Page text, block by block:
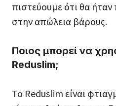
πιστεύουμε ότι θα
στην απώλεια βάρους.
Ποιος μπορεί να
Reduslim;
Το Reduslim είναι